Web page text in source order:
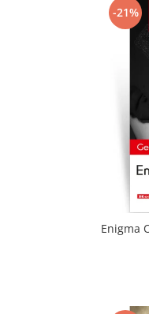
-21%
Enigma